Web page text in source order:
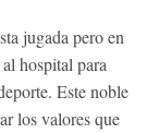
jugada pero en
hospital para
Este noble
los valores que